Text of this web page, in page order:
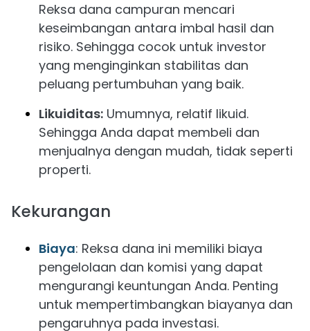
Reksa dana campuran mencari
keseimbangan antara imbal hasil dan
risiko. Sehingga cocok untuk investor
yang menginginkan stabilitas dan
peluang pertumbuhan yang baik.
Likuiditas: Umumnya, relatif likuid.
Sehingga Anda dapat membeli dan
menjualnya dengan mudah, tidak seperti
properti.
Kekurangan
Biaya: Reksa dana ini memiliki biaya
pengelolaan dan komisi yang dapat
mengurangi keuntungan Anda. Penting
untuk mempertimbangkan biayanya dan
pengaruhnya pada investasi.